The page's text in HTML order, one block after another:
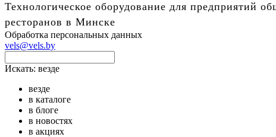
Технологическое оборудование для предприятий
ресторанов в Минске
Обработка персональных данных
vels@vels.by
Искать: везде
везде
в каталоге
в блоге
в новостях
в акциях